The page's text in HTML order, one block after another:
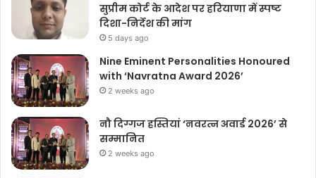
सुप्रीम कोर्ट के आदेश पर हरियाणा में स्पष्ट
दिशा-निर्देश की मांग
5 days ago
Nine Eminent Personalities Honoured
with ‘Navratna Award 2026’
2 weeks ago
नौ दिग्गज हस्तियां ‘नवरत्न अवार्ड 2026’ से
सम्मानित
2 weeks ago